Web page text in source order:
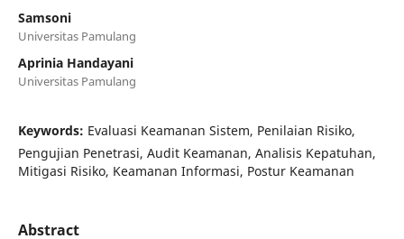
Samsoni
Universitas Pamulang
Aprinia Handayani
Universitas Pamulang
Keywords: Evaluasi Keamanan Sistem, Penilaian Risiko,
Pengujian Penetrasi, Audit Keamanan, Analisis Kepatuhan,
Mitigasi Risiko, Keamanan Informasi, Postur Keamanan
Abstract